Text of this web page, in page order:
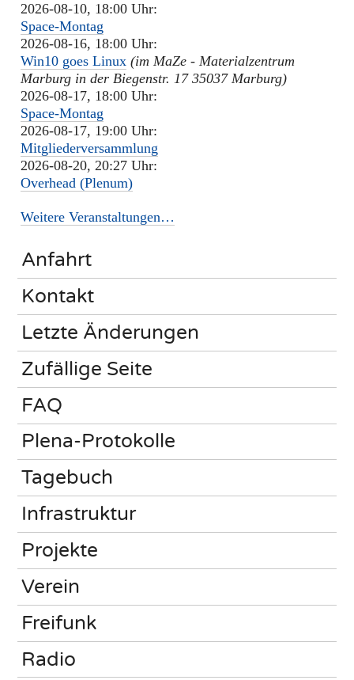
2026-08-10, 18:00 Uhr:
Space-Montag
2026-08-16, 18:00 Uhr:
Win10 goes Linux (im MaZe - Materialzentrum
Marburg in der Biegenstr. 17 35037 Marburg)
2026-08-17, 18:00 Uhr:
Space-Montag
2026-08-17, 19:00 Uhr:
Mitgliederversammlung
2026-08-20, 20:27 Uhr:
Overhead (Plenum)
Weitere Veranstaltungen…
Anfahrt
Kontakt
Letzte Änderungen
Zufällige Seite
FAQ
Plena-Protokolle
Tagebuch
Infrastruktur
Projekte
Verein
Freifunk
Radio